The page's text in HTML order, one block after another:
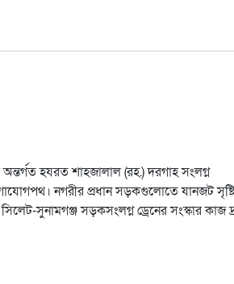
হযরত শাহজালাল (রহ.) দরগাহ সংলগ্ন
নগরীর প্রধান সড়কগুলোতে যানজট
সুনামগঞ্জ সড়কসংলগ্ন ড্রেনের সংস্কার কাজ